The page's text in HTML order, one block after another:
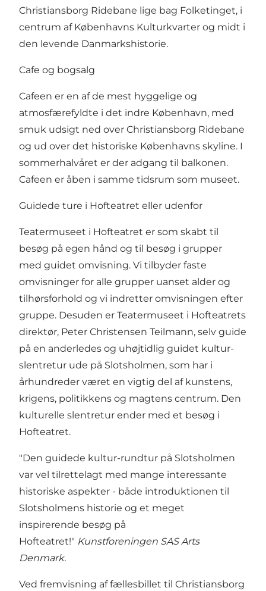
Christiansborg Ridebane lige bag Folketinget, i
centrum af Københavns Kulturkvarter og midt i
den levende Danmarkshistorie.
Cafe og bogsalg
Cafeen er en af de mest hyggelige og
atmosfærefyldte i det indre København, med
smuk udsigt ned over Christiansborg Ridebane
og ud over det historiske Københavns skyline. I
sommerhalvåret er der adgang til balkonen.
Cafeen er åben i samme tidsrum som museet.
Guidede ture i Hofteatret eller udenfor
Teatermuseet i Hofteatret er som skabt til
besøg på egen hånd og til besøg i grupper
med guidet omvisning. Vi tilbyder faste
omvisninger for alle grupper uanset alder og
tilhørsforhold og vi indretter omvisningen efter
gruppe. Desuden er Teatermuseet i Hofteatrets
direktør, Peter Christensen Teilmann, selv guide
på en anderledes og uhøjtidlig guidet kultur-
slentretur ude på Slotsholmen, som har i
århundreder været en vigtig del af kunstens,
krigens, politikkens og magtens centrum. Den
kulturelle slentretur ender med et besøg i
Hofteatret.
"Den guidede kultur-rundtur på Slotsholmen
var vel tilrettelagt med mange interessante
historiske aspekter - både introduktionen til
Slotsholmens historie og et meget
inspirerende besøg på
Hofteatret!" Kunstforeningen SAS Arts
Denmark.
Ved fremvisning af fællesbillet til Christiansborg